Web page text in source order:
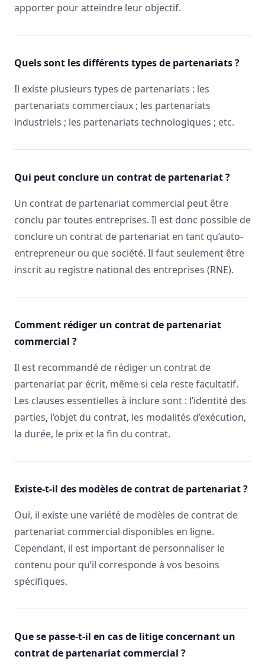
apporter pour atteindre leur objectif.
Quels sont les différents types de partenariats ?
Il existe plusieurs types de partenariats : les
partenariats commerciaux ; les partenariats
industriels ; les partenariats technologiques ; etc.
Qui peut conclure un contrat de partenariat ?
Un contrat de partenariat commercial peut être
conclu par toutes entreprises. Il est donc possible de
conclure un contrat de partenariat en tant qu’auto-
entrepreneur ou que société. Il faut seulement être
inscrit au registre national des entreprises (RNE).
Comment rédiger un contrat de partenariat
commercial ?
Il est recommandé de rédiger un contrat de
partenariat par écrit, même si cela reste facultatif.
Les clauses essentielles à inclure sont : l’identité des
parties, l’objet du contrat, les modalités d’exécution,
la durée, le prix et la fin du contrat.
Existe-t-il des modèles de contrat de partenariat ?
Oui, il existe une variété de modèles de contrat de
partenariat commercial disponibles en ligne.
Cependant, il est important de personnaliser le
contenu pour qu’il corresponde à vos besoins
spécifiques.
Que se passe-t-il en cas de litige concernant un
contrat de partenariat commercial ?